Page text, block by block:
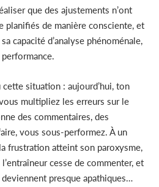
que des ajustements n’ont
planifiés de manière consciente, et
capacité d’analyse phénoménale,
situation : aujourd’hui, ton
multipliez les erreurs sur le
des commentaires, des
vous sous-performez. À un
frustration atteint son paroxysme,
cesse de commenter, et
presque apathiques…